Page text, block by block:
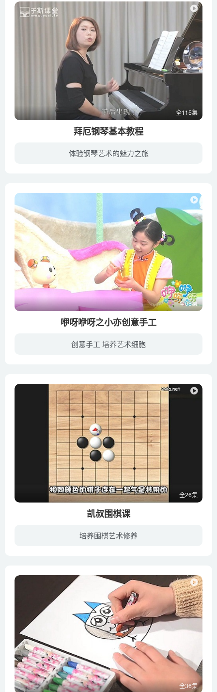
全115集
拜厄钢琴基本教程
体验钢琴艺术的魅力之旅
全68集
咿呀咿呀之小亦创意手工
创意手工 培养艺术细胞
全26集
凯叔围棋课
培养围棋艺术修养
全36集